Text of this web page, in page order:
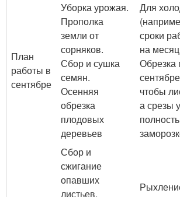
План
работы в
сентябре
Уборка урожая.
Прополка
земли от
сорняков.
Сбор и сушка
семян.
Осенняя
обрезка
плодовых
деревьев
Для
сроки
на
Обрезка
чтобы
а срезы
Сбор и
сжигание
опавших
листьев.